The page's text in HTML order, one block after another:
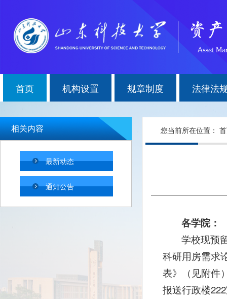
首页 机构设置 规章制度 法律法
相关内容
最新动态
通知公告
您当前所在位置：
各学院：
学校现预
科研用房需求
表》（见附件
报送行政楼